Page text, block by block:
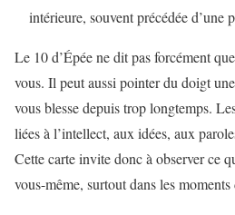
intérieure, souvent précédée d’une
Le 10 d’Épée ne dit pas forcément
vous. Il peut aussi pointer du doigt
vous blesse depuis trop longtemps.
liées à l’intellect, aux idées, aux
Cette carte invite donc à observer ce
vous-même, surtout dans les